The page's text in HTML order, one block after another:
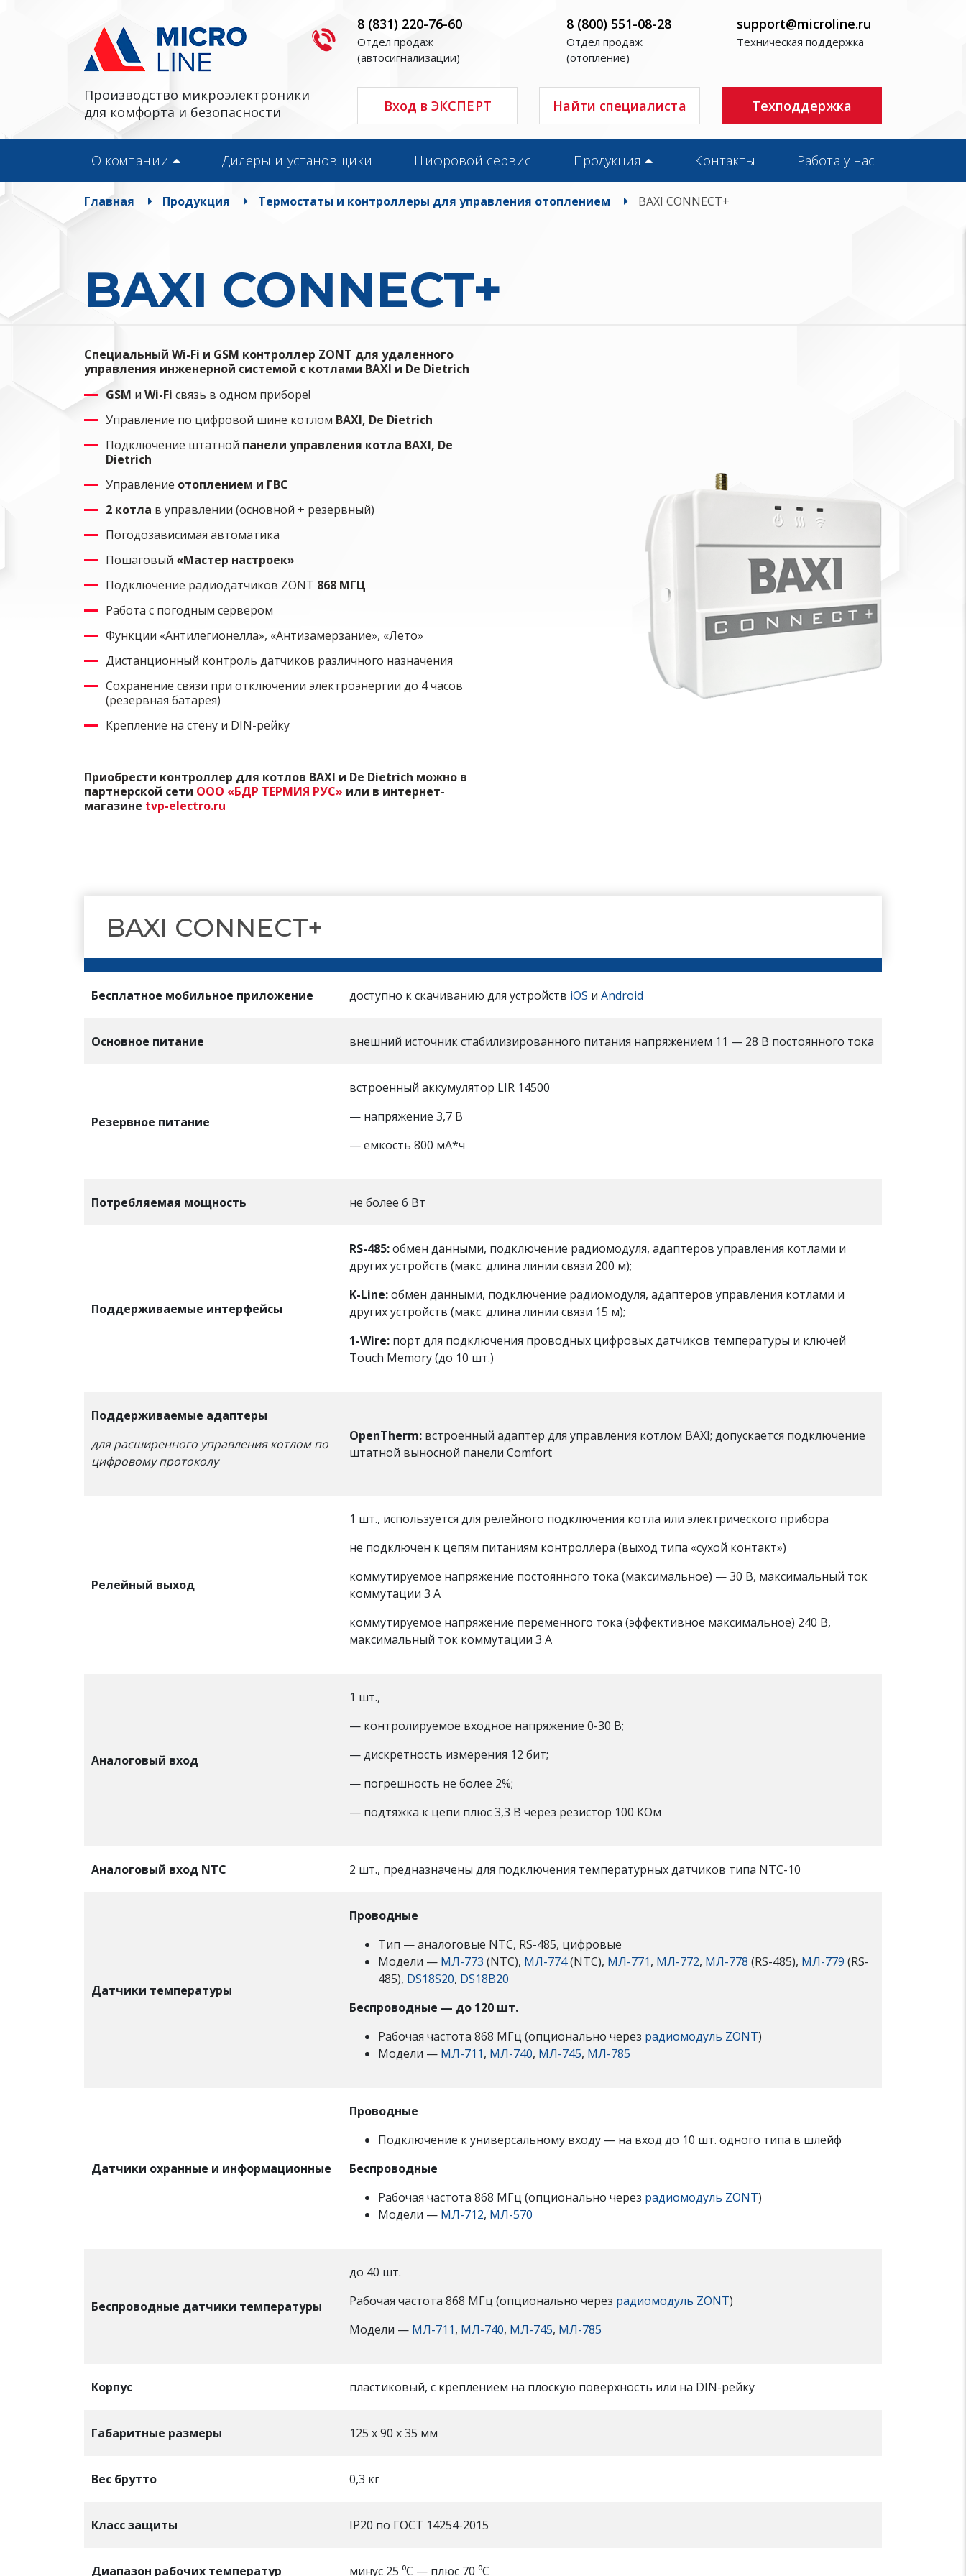
Производство микроэлектроники
для комфорта и безопасности
8 (831) 220-76-60
Отдел продаж
(автосигнализации)
8 (800) 551-08-28
Отдел продаж
(отопление)
support@microline.ru
Техническая поддержка
Вход в ЭКСПЕРТ Найти специалиста Техподдержка
О компании Дилеры и установщики Цифровой сервис Продукция Контакты Работа у нас
Главная Продукция Термостаты и контроллеры для управления отоплением BAXI CONNECT+
BAXI CONNECT+
Специальный Wi-Fi и GSM контроллер ZONT для удаленного
управления инженерной системой с котлами BAXI и De Dietrich
GSM и Wi-Fi связь в одном приборе!
Управление по цифровой шине котлом BAXI, De Dietrich
Подключение штатной панели управления котла BAXI, De
Dietrich
Управление отоплением и ГВС
2 котла в управлении (основной + резервный)
Погодозависимая автоматика
Пошаговый «Мастер настроек»
Подключение радиодатчиков ZONT 868 МГЦ
Работа с погодным сервером
Функции «Антилегионелла», «Антизамерзание», «Лето»
Дистанционный контроль датчиков различного назначения
Сохранение связи при отключении электроэнергии до 4 часов
(резервная батарея)
Крепление на стену и DIN-рейку
Приобрести контроллер для котлов BAXI и De Dietrich можно в
партнерской сети ООО «БДР ТЕРМИЯ РУС» или в интернет-
магазине tvp-electro.ru
BAXI CONNECT+
Бесплатное мобильное приложение доступно к скачиванию для устройств iOS и Android
Основное питание внешний источник стабилизированного питания напряжением 11 — 28 В постоянного тока
Резервное питание
встроенный аккумулятор LIR 14500
— напряжение 3,7 В
— емкость 800 мА*ч
Потребляемая мощность не более 6 Вт
Поддерживаемые интерфейсы
RS-485:обмен данными, подключение радиомодуля, адаптеров управления котлами и
других устройств (макс. длина линии связи 200 м);
K-Line:обмен данными, подключение радиомодуля, адаптеров управления котлами и
других устройств (макс. длина линии связи 15 м);
1-Wire: порт для подключения проводных цифровых датчиков температуры и ключей
Touch Memory (до 10 шт.)
Поддерживаемые адаптеры
для расширенного управления котлом по
цифровому протоколу
OpenTherm: встроенный адаптер для управления котлом BAXI; допускается подключение
штатной выносной панели Comfort
Релейный выход
1 шт., используется для релейного подключения котла или электрического прибора
не подключен к цепям питаниям контроллера (выход типа «сухой контакт»)
коммутируемое напряжение постоянного тока (максимальное) — 30 В, максимальный ток
коммутации 3 А
коммутируемое напряжение переменного тока (эффективное максимальное) 240 В,
максимальный ток коммутации 3 А
Аналоговый вход
1 шт.,
— контролируемое входное напряжение 0-30 В;
— дискретность измерения 12 бит;
— погрешность не более 2%;
— подтяжка к цепи плюс 3,3 В через резистор 100 КОм
Аналоговый вход NTC 2 шт., предназначены для подключения температурных датчиков типа NTC-10
Датчики температуры
Проводные
Тип — аналоговые NTC, RS-485, цифровые
Модели — МЛ-773 (NTC), МЛ-774(NTC), МЛ-771, МЛ-772, МЛ-778 (RS-485), МЛ-779 (RS-
485), DS18S20, DS18B20
Беспроводные — до 120 шт.
Рабочая частота 868 МГц (опционально через радиомодуль ZONT)
Модели — МЛ-711, МЛ-740, МЛ-745, МЛ-785
Датчики охранные и информационные
Проводные
Подключение к универсальному входу — на вход до 10 шт. одного типа в шлейф
Беспроводные
Рабочая частота 868 МГц (опционально через радиомодуль ZONT)
Модели — МЛ-712, МЛ-570
Беспроводные датчики температуры
до 40 шт.
Рабочая частота 868 МГц (опционально через радиомодуль ZONT)
Модели — МЛ-711, МЛ-740, МЛ-745, МЛ-785
Корпус пластиковый, с креплением на плоскую поверхность или на DIN-рейку
Габаритные размеры 125 х 90 х 35 мм
Вес брутто 0,3 кг
Класс защиты IP20 по ГОСТ 14254-2015
Диапазон рабочих температур минус 25 ⁰С — плюс 70 ⁰С